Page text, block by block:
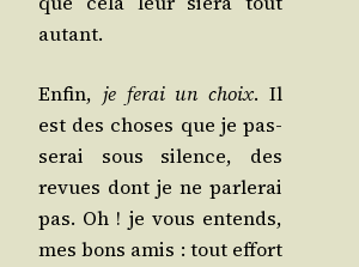
autant.
Enfin, je ferai un choix. Il
est des choses que je pas­
se­rai sous silence, des
revues dont je ne par­le­rai
pas. Oh ! je vous entends,
mes bons amis : tout effort